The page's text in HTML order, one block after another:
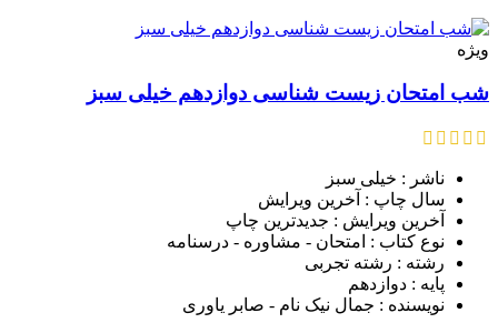
ویژه
شب امتحان زیست شناسی دوازدهم خیلی سبز
ناشر : خیلی سبز
سال چاپ : آخرین ویرایش
آخرین ویرایش : جدیدترین چاپ
نوع کتاب : امتحان - مشاوره - درسنامه
رشته : رشته تجربی
پایه : دوازدهم
نویسنده : جمال نیک‌ نام - صابر یاوری